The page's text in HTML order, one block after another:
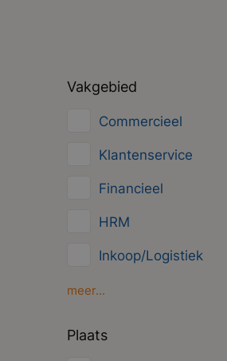
Vakgebied
Commercieel
Klantenservice
Financieel
HRM
Inkoop/Logistiek
Marketing
meer...
Plaats